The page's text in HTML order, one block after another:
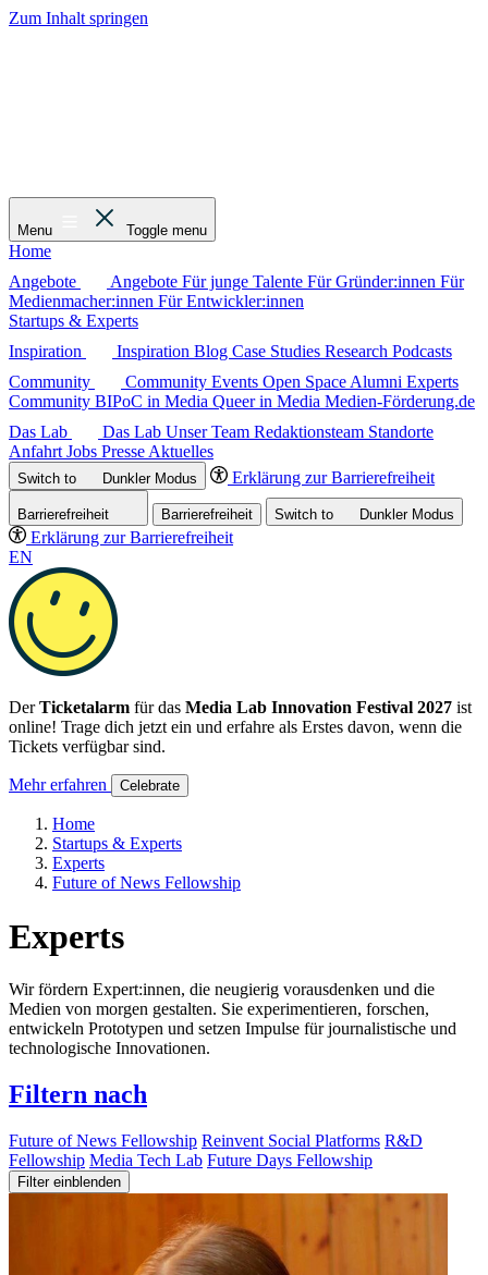
Zum Inhalt springen
Menu Toggle menu
Home
Angebote
Angebote Für junge Talente Für Gründer:innen Für
Medienmacher:innen Für Entwickler:innen
Startups & Experts
Inspiration
Inspiration Blog Case Studies Research Podcasts
Community
Community Events Open Space Alumni Experts
Community BIPoC in Media Queer in Media Medien-Förderung.de
Das Lab
Das Lab Unser Team Redaktionsteam Standorte
Anfahrt Jobs Presse Aktuelles
Switch to DunklerModus Erklärung zur Barrierefreiheit
Barrierefreiheit Barrierefreiheit Switch to DunklerModus
Erklärung zur Barrierefreiheit
EN
DerTicketalarm für das Media Lab Innovation Festival 2027 ist
online! Trage dich jetzt ein und erfahre als Erstes davon, wenn die
Tickets verfügbar sind.
Mehr erfahren Celebrate
Home
Startups & Experts
Experts
Future of News Fellowship
Experts
Wir fördern Expert:innen, die neugierig vorausdenken und die
Medien von morgen gestalten. Sie experimentieren, forschen,
entwickeln Prototypen und setzen Impulse für journalistische und
technologische Innovationen.
Filtern nach
Future of News Fellowship Reinvent Social Platforms R&D
Fellowship Media Tech Lab Future Days Fellowship
Filter einblenden